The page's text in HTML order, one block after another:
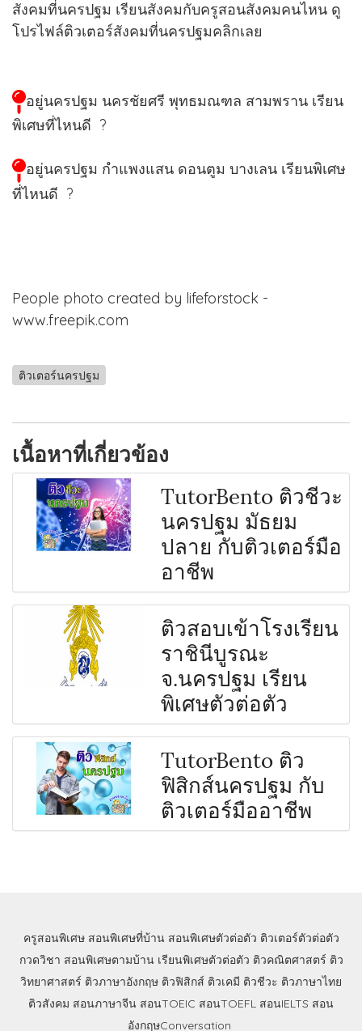
สังคมที่นครปฐม เรียนสังคมกับครูสอนสังคมคนไหน ดู
โปรไฟล์ติวเตอร์สังคมที่นครปฐมคลิกเลย
อยู่นครปฐม นครชัยศรี พุทธมณฑล สามพราน เรียน
พิเศษที่ไหนดี ?
อยู่นครปฐม กำแพงแสน ดอนตูม บางเลน เรียนพิเศษ
ที่ไหนดี ?
People photo created by lifeforstock -
www.freepik.com
ติวเตอร์นครปฐม
เนื้อหาที่เกี่ยวข้อง
TutorBento ติวชีวะ
นครปฐม มัธยม
ปลาย กับติวเตอร์มือ
อาชีพ
ติวสอบเข้าโรงเรียน
ราชินีบูรณะ
จ.นครปฐม เรียน
พิเศษตัวต่อตัว
TutorBento ติว
ฟิสิกส์นครปฐม กับ
ติวเตอร์มืออาชีพ
ครูสอนพิเศษ สอนพิเศษที่บ้าน สอนพิเศษตัวต่อตัว ติวเตอร์ตัวต่อตัว
กวดวิชา สอนพิเศษตามบ้าน เรียนพิเศษตัวต่อตัว ติวคณิตศาสตร์ ติว
วิทยาศาสตร์ ติวภาษาอังกฤษ ติวฟิสิกส์ ติวเคมี ติวชีวะ ติวภาษาไทย
ติวสังคม สอนภาษาจีน สอนTOEIC สอนTOEFL สอนIELTS สอน
อังกฤษConversation